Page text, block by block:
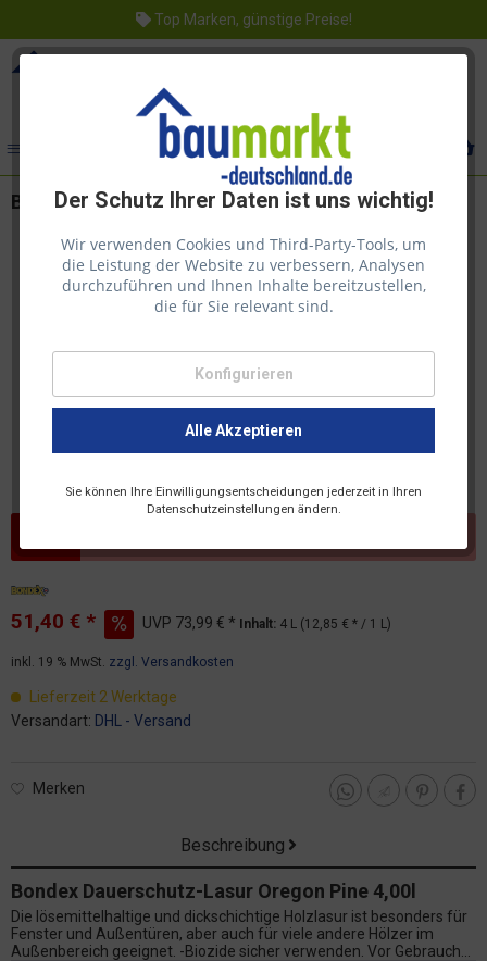
Top Marken, günstige Preise!
Der Schutz Ihrer Daten ist uns wichtig!
Wir verwenden Cookies und Third-Party-Tools, um
die Leistung der Website zu verbessern, Analysen
durchzuführen und Ihnen Inhalte bereitzustellen,
die für Sie relevant sind.
Konfigurieren
Alle Akzeptieren
Sie können Ihre Einwilligungsentscheidungen jederzeit in Ihren
Datenschutzeinstellungen ändern.
Bondex Dauerschutz-Lasur Oregon Pine 4,00l
51,40 € * UVP 73,99 € * Inhalt: 4 L (12,85 € * / 1 L)
inkl. 19 % MwSt. zzgl. Versandkosten
Lieferzeit 2 Werktage
Versandart: DHL - Versand
Merken
Beschreibung
Bondex Dauerschutz-Lasur Oregon Pine 4,00l
Die lösemittelhaltige und dickschichtige Holzlasur ist besonders für
Fenster und Außentüren, aber auch für viele andere Hölzer im
Außenbereich geeignet. -Biozide sicher verwenden. Vor Gebrauch...